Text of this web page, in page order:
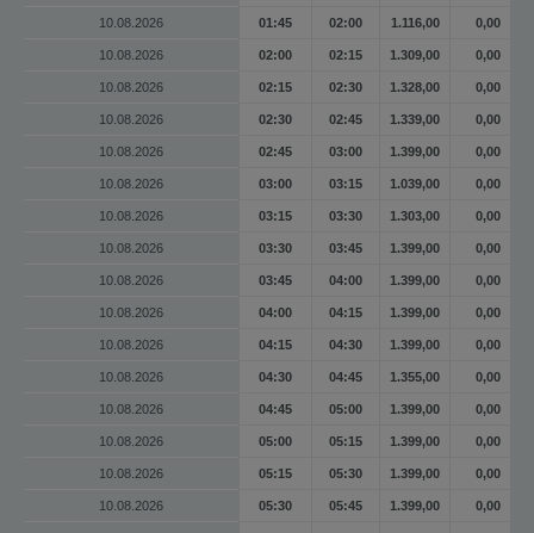
10.08.2026 01:45 02:00 1.116,00 0,00
10.08.2026 02:00 02:15 1.309,00 0,00
10.08.2026 02:15 02:30 1.328,00 0,00
10.08.2026 02:30 02:45 1.339,00 0,00
10.08.2026 02:45 03:00 1.399,00 0,00
10.08.2026 03:00 03:15 1.039,00 0,00
10.08.2026 03:15 03:30 1.303,00 0,00
10.08.2026 03:30 03:45 1.399,00 0,00
10.08.2026 03:45 04:00 1.399,00 0,00
10.08.2026 04:00 04:15 1.399,00 0,00
10.08.2026 04:15 04:30 1.399,00 0,00
10.08.2026 04:30 04:45 1.355,00 0,00
10.08.2026 04:45 05:00 1.399,00 0,00
10.08.2026 05:00 05:15 1.399,00 0,00
10.08.2026 05:15 05:30 1.399,00 0,00
10.08.2026 05:30 05:45 1.399,00 0,00